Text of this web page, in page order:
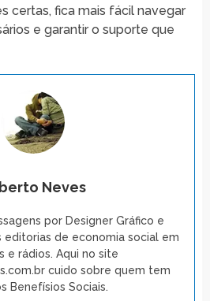
certas, fica mais fácil navegar
e garantir o suporte que
Neves
por Designer Gráfico e
de economia social em
e rádios. Aqui no site
cuido sobre quem tem
Benefísios Sociais.